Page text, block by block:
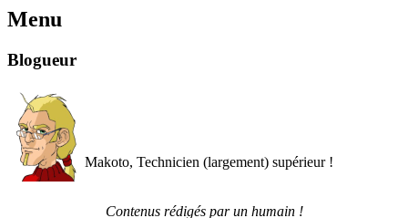
Menu
Blogueur
Makoto, Technicien (largement) supérieur !
Contenus rédigés par un humain !